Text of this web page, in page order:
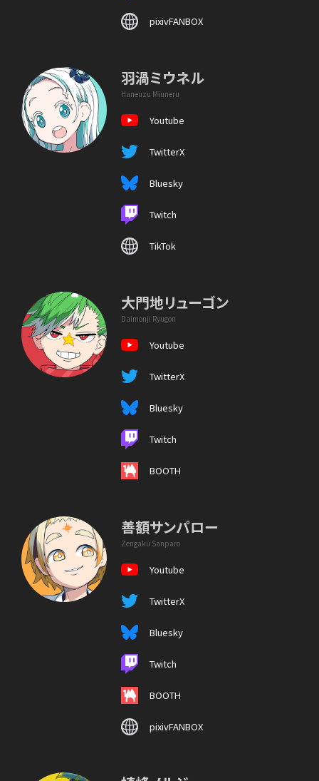
pixivFANBOX
羽渦ミウネル
Haneuzu Miuneru
Youtube
TwitterX
Bluesky
Twitch
TikTok
大門地リューゴン
Daimonji Ryugon
Youtube
TwitterX
Bluesky
Twitch
BOOTH
善額サンパロー
Zengaku Sanparo
Youtube
TwitterX
Bluesky
Twitch
BOOTH
pixivFANBOX